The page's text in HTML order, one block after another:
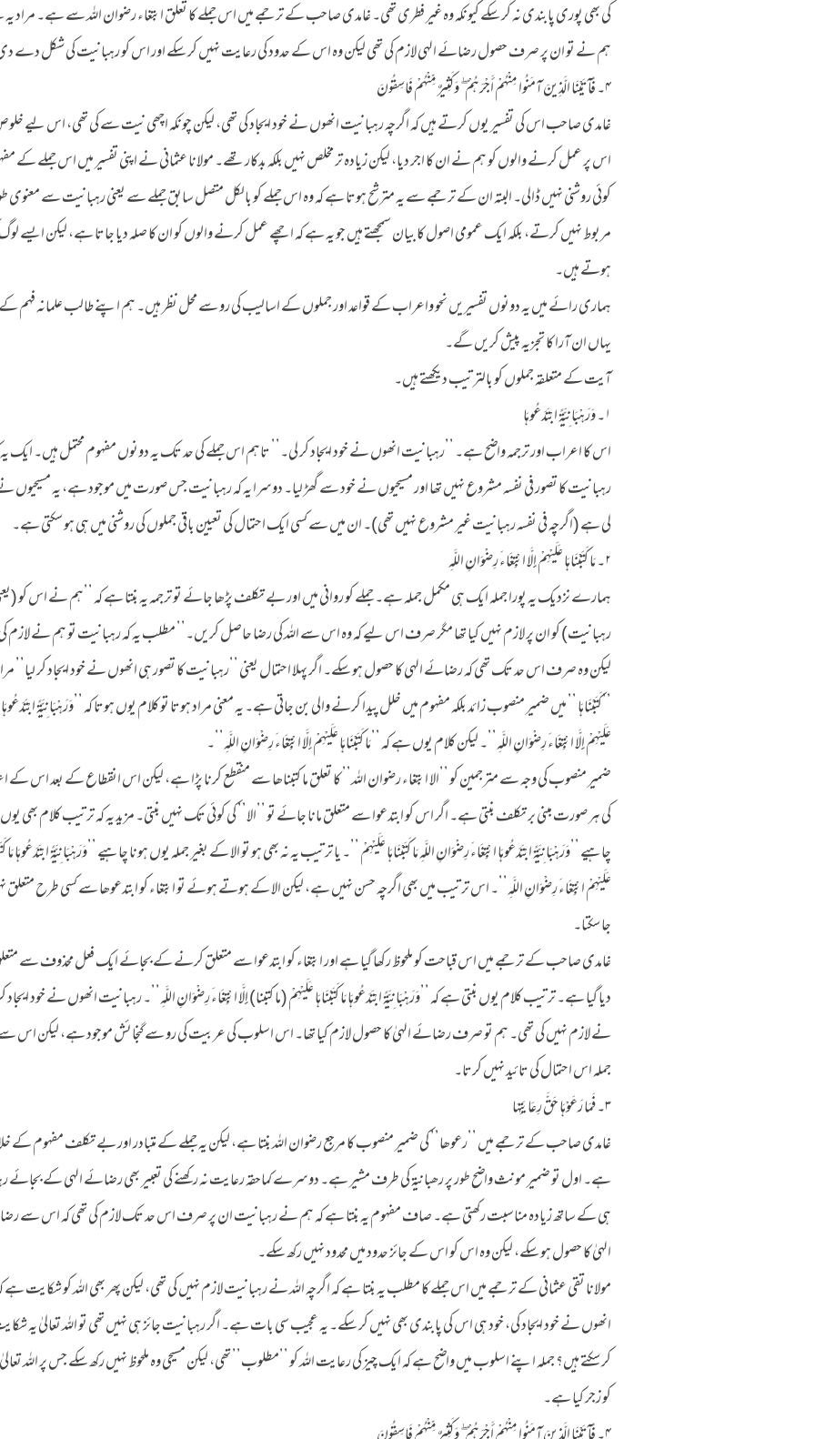
کی بھی پوری پابندی نہ کر سکے کیونکہ وہ غیر فطری تھی۔ غامدی صاحب کے ترجمے میں اس جملے کا تعلق ابتغاء رضوان اللہ سے ہے۔ مراد
ہم نے تو ان پر صرف حصول رضائے الہی لازم کی تھی لیکن وہ اس کے حدود کی رعایت نہیں کر سکے اور اس کو رہبانیت کی شکل دے
۴۔ فَآتَيْنَا الَّذِينَ آمَنُوا مِنْهُمْ أَجْرَهُمْ ۖ وَكَثِيرٌ مِّنْهُمْ فَاسِقُونَ
غامدی صاحب اس کی تفسیر یوں کرتے ہیں کہ اگرچہ رہبانیت انھوں نے خود ایجاد کی تھی، لیکن چونکہ اچھی نیت سے کی تھی، اس لیے
اس پر عمل کرنے والوں کو ہم نے ان کا اجر دیا، لیکن زیادہ تر مخلص نہیں بلکہ بدکار تھے۔ مولانا عثمانی نے اپنی تفسیر میں اس جملے کے
کوئی روشنی نہیں ڈالی۔ البتہ ان کے ترجمے سے یہ مترشح ہوتا ہے کہ وہ اس جملے کو بالکل متصل سابق جملے سے یعنی رہبانیت سے معنوی
مربوط نہیں کرتے، بلکہ ایک عمومی اصول کا بیان سمجھتے ہیں جو یہ ہے کہ اچھے عمل کرنے والوں کو ان کا صلہ دیا جاتا ہے، لیکن ایسے
ہوتے ہیں۔
ہماری رائے میں یہ دونوں تفسیریں نحو واعراب کے قواعد اور جملوں کے اسالیب کی رو سے محل نظر ہیں۔ ہم اپنے طالب علمانہ فہم
یہاں ان آرا کا تجزیہ پیش کریں گے۔
آیت کے متعلقہ جملوں کو بالترتیب دیکھتے ہیں۔
۱۔ وَرَهْبَانِيَّةً ابْتَدَعُوهَا
اس کا اعراب اور ترجمہ واضح ہے۔ ’’رہبانیت انھوں نے خود ایجاد کر لی۔’’ تاہم اس جملے کی حد تک یہ دونوں مفہوم محتمل ہیں۔ ایک
رہبانیت کا تصور فی نفسہ مشروع نہیں تھا اور مسیحیوں نے خود سے گھڑ لیا۔ دوسرا یہ کہ رہبانیت جس صورت میں موجود ہے، یہ مسیحیوں
لی ہے (اگرچہ فی نفسہ رہبانیت غیر مشروع نہیں تھی)۔ ان میں سے کسی ایک احتمال کی تعیین باقی جملوں کی روشنی میں ہی ہو سکتی ہے۔
۲۔ مَا كَتَبْنَاهَا عَلَيْهِمْ إِلَّا ابْتِغَاءَ رِضْوَانِ اللَّهِ
ہمارے نزدیک یہ پورا جملہ ایک ہی مکمل جملہ ہے۔ جملے کو روانی میں اور بے تکلف پڑھا جائے تو ترجمہ یہ بنتا ہے کہ ’’ہم نے اس کو
رہبانیت) کو ان پر لازم نہیں کیا تھا مگر صرف اس لیے کہ وہ اس سے اللہ کی رضا حاصل کریں۔’’ مطلب یہ کہ رہبانیت تو ہم نے لازم
لیکن وہ صرف اس حد تک تھی کہ رضائے الہی کا حصول ہو سکے۔ اگر پہلا احتمال یعنی ’’رہبانیت کا تصور ہی انھوں نے خود ایجاد کر لیا’’
’’كَتَبْنَاهَا ’’ میں ضمیر منصوب زائد بلکہ مفہوم میں خلل پیدا کرنے والی بن جاتی ہے۔ یہ معنی مراد ہوتا تو کلام یوں ہوتا کہ ’’وَرَهْبَانِيَّةً ابْتَدَعُوهَا
عَلَيْهِمْ إِلَّا ابْتِغَاءَ رِضْوَانِ اللَّهِ’’۔ لیکن کلام یوں ہے کہ ’’مَا كَتَبْنَاهَا عَلَيْهِمْ إِلَّا ابْتِغَاءَ رِضْوَانِ اللَّهِ’’۔
ضمیر منصوب کی وجہ سے مترجمین کو ’’الا ابتغاء رضوان اللہ’’ کا تعلق ما کتبناھا سے منقطع کرنا پڑا ہے، لیکن اس انقطاع کے بعد اس
کی ہر صورت مبنی بر تکلف بنتی ہے۔ اگر اس کو ابتدعوا سے متعلق مانا جائے تو ’’الا’’ کی کوئی تک نہیں بنتی۔ مزید یہ کہ ترتیب کلام بھی
چاہیے ’’وَرَهْبَانِيَّةً ابْتَدَعُوهَا ابْتِغَاءَ رِضْوَانِ اللَّهِ مَا كَتَبْنَاهَا عَلَيْهِمْ ’’۔ یا ترتیب یہ نہ بھی ہو تو الا کے بغیر جملہ یوں ہونا چاہیے ’’وَرَهْبَانِيَّةً ابْتَدَعُوهَا مَا
عَلَيْهِمْ ابْتِغَاءَ رِضْوَانِ اللَّهِ’’۔ اس ترتیب میں بھی اگرچہ حسن نہیں ہے، لیکن الا کے ہوتے ہوئے تو ابتغاء کو ابتدعوھا سے کسی طرح متعلق
جا سکتا۔
غامدی صاحب کے ترجمے میں اس قباحت کو ملحوظ رکھا گیا ہے اور ابتغاء کو ابتدعوا سے متعلق کرنے کے بجائے ایک فعل محذوف سے
دیا گیا ہے۔ ترتیب کلام یوں بنتی ہے کہ ’’وَرَهْبَانِيَّةً ابْتَدَعُوهَا مَا كَتَبْنَاهَا عَلَيْهِمْ (ما کتبنا) إِلَّا ابْتِغَاءَ رِضْوَانِ اللَّهِ’’۔ رہبانیت انھوں نے خود ایجاد
نے لازم نہیں کی تھی۔ ہم تو صرف رضائے الہیٰ کا حصول لازم کیا تھا۔ اس اسلوب کی عربیت کی رو سے گنجائش موجود ہے، لیکن اس سے
جملہ اس احتمال کی تائید نہیں کرتا۔
۳۔ فَمَا رَعَوْهَا حَقَّ رِعَايَتِهَا
غامدی صاحب کے ترجمے میں ’’رعوھا’’ کی ضمیر منصوب کا مرجع رضوان اللہ بنتا ہے، لیکن یہ جملے کے متبادر اور بے تکلف مفہوم کے
ہے۔ اول تو ضمیر مونث واضح طور پر رھبانیۃ کی طرف مشیر ہے۔ دوسرے کماحقہ رعایت نہ رکھنے کی تعبیر بھی رضائے الہی کے بجائے
ہی کے ساتھ زیادہ مناسبت رکھتی ہے۔ صاف مفہوم یہ بنتا ہے کہ ہم نے رہبانیت ان پر صرف اس حد تک لازم کی تھی کہ اس سے
الہیٰ کا حصول ہو سکے، لیکن وہ اس کو اس کے جائز حدود میں محدود نہیں رکھ سکے۔
مولانا تقی عثمانی کے ترجمے میں اس جملے کا مطلب یہ بنتا ہے کہ اگرچہ اللہ نے رہبانیت لازم نہیں کی تھی، لیکن پھر بھی اللہ کو شکایت ہے
انھوں نے خود ایجاد کی، خود ہی اس کی پابندی بھی نہیں کر سکے۔ یہ عجیب سی بات ہے۔ اگر رہبانیت جائز ہی نہیں تھی تو اللہ تعالیٰ یہ
کر سکتے ہیں؟ جملہ اپنے اسلوب میں واضح ہے کہ ایک چیز کی رعایت اللہ کو ’’مطلوب’’ تھی، لیکن مسیحی وہ ملحوظ نہیں رکھ سکے جس پر اللہ
کو زجر کیا ہے۔